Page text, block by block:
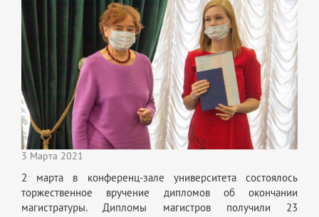
3 Марта 2021
2 марта в конференц-зале университета состоялось
торжественное вручение дипломов об окончании
магистратуры. Дипломы магистров получили 23